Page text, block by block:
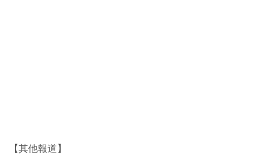
【其他報道】